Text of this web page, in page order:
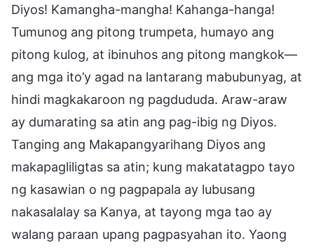
Diyos! Kamangha-mangha! Kahanga-hanga!
Tumunog ang pitong trumpeta, humayo ang
pitong kulog, at ibinuhos ang pitong mangkok—
ang mga ito’y agad na lantarang mabubunyag, at
hindi magkakaroon ng pagdududa. Araw-araw
ay dumarating sa atin ang pag-ibig ng Diyos.
Tanging ang Makapangyarihang Diyos ang
makapagliligtas sa atin; kung makatatagpo tayo
ng kasawian o ng pagpapala ay lubusang
nakasalalay sa Kanya, at tayong mga tao ay
walang paraan upang pagpasyahan ito. Yaong